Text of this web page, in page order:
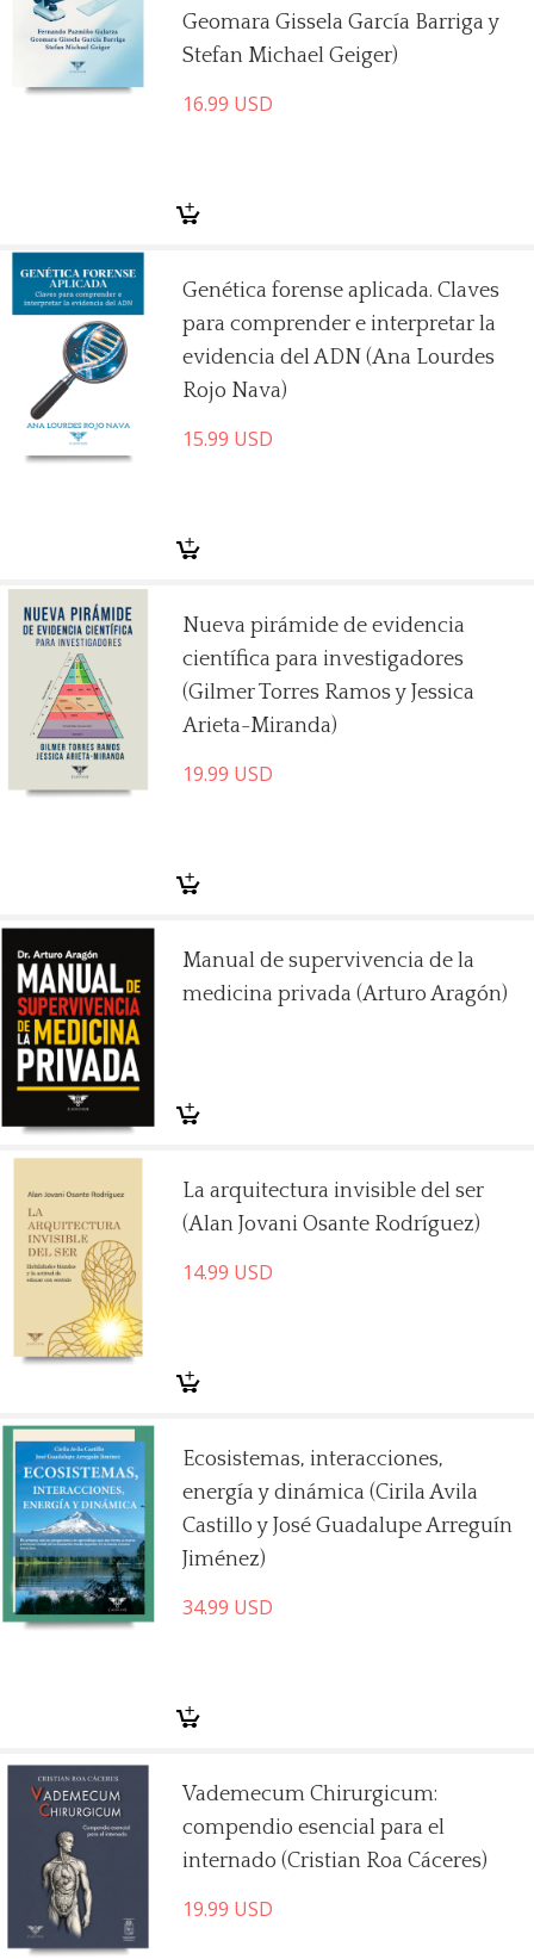
Geomara Gissela García Barriga y
Stefan Michael Geiger)
16.99 USD
Genética forense aplicada. Claves
para comprender e interpretar la
evidencia del ADN (Ana Lourdes
Rojo Nava)
15.99 USD
Nueva pirámide de evidencia
científica para investigadores
(Gilmer Torres Ramos y Jessica
Arieta-Miranda)
19.99 USD
Manual de supervivencia de la
medicina privada (Arturo Aragón)
La arquitectura invisible del ser
(Alan Jovani Osante Rodríguez)
14.99 USD
Ecosistemas, interacciones,
energía y dinámica (Cirila Avila
Castillo y José Guadalupe Arreguín
Jiménez)
34.99 USD
Vademecum Chirurgicum:
compendio esencial para el
internado (Cristian Roa Cáceres)
19.99 USD